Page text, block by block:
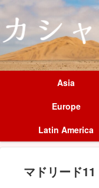
Asia
Europe
Latin America
マドリード11